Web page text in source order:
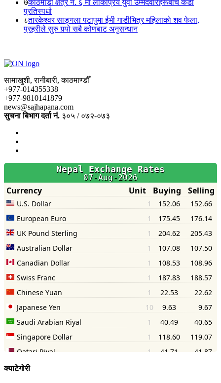
७काठमाडौं क्षेत्र नं. ६ मा लोकप्रिय युवा उम्मेदवारहरूबीच कडा
प्रतिस्पर्धा
८तारकेश्वर साङ्गला पटापुमा ईभी गाडीभित्र महिलाको शव फेला,
प्रहरीले सुरु गर्‍यो सबै कोणबाट अनुसन्धान
सामाखुशी, रानीबारी, काठमाण्डौँ
+977-014355338
+977-9810141879
news@sajhapana.com
सुचना बिभाग दर्ता नं. ३०५ / ०७२-०७३
क्याटेगोरी